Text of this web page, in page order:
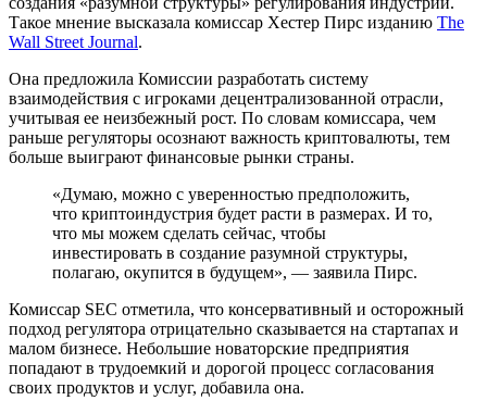
Такое мнение высказала комиссар Хестер Пирс изданию The
Wall Street Journal.
Она предложила Комиссии разработать систему
взаимодействия с игроками децентрализованной отрасли,
учитывая ее неизбежный рост. По словам комиссара, чем
раньше регуляторы осознают важность криптовалюты, тем
больше выиграют финансовые рынки страны.
«Думаю, можно с уверенностью предположить,
что криптоиндустрия будет расти в размерах. И то,
что мы можем сделать сейчас, чтобы
инвестировать в создание разумной структуры,
полагаю, окупится в будущем», — заявила Пирс.
Комиссар SEC отметила, что консервативный и осторожный
подход регулятора отрицательно сказывается на стартапах и
малом бизнесе. Небольшие новаторские предприятия
попадают в трудоемкий и дорогой процесс согласования
своих продуктов и услуг, добавила она.